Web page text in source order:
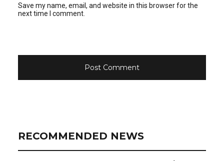
Save my name, email, and website in this browser for the
next time I comment.
RECOMMENDED NEWS